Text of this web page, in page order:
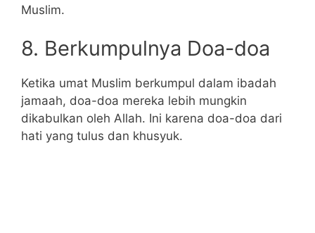
Muslim.
8. Berkumpulnya Doa-doa
Ketika umat Muslim berkumpul dalam ibadah
jamaah, doa-doa mereka lebih mungkin
dikabulkan oleh Allah. Ini karena doa-doa dari
hati yang tulus dan khusyuk.